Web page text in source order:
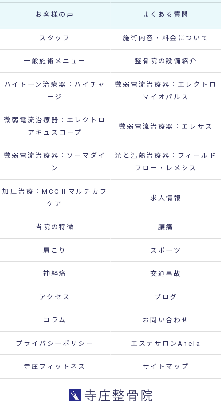
お客様の声 よくある質問
スタッフ 施術内容・料金について
一般施術メニュー 整骨院の設備紹介
ハイトーン治療器：ハイチャ
ージ
微弱電流治療器：エレクトロ
マイオパルス
微弱電流治療器：エレクトロ
アキュスコープ
微弱電流治療器：エレサス
微弱電流治療器：ソーマダイ
ン
光と温熱治療器：フィールド
フロー・レメシス
加圧治療：MCCⅡマルチカフ
ケア
求人情報
当院の特徴 腰痛
肩こり スポーツ
神経痛 交通事故
アクセス ブログ
コラム お問い合わせ
プライバシーポリシー エステサロンAnela
寺庄フィットネス サイトマップ